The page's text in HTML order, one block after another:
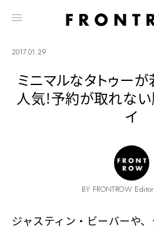
2017.01.29
ミニマルなタトゥー
人気!予約が取れない
イ
BY FRONTROW
ジャスティン・ビーバーや